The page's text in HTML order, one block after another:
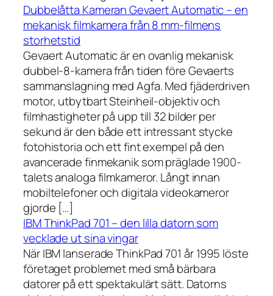
Dubbelåtta Kameran Gevaert Automatic – en
mekanisk filmkamera från 8 mm-filmens
storhetstid
Gevaert Automatic är en ovanlig mekanisk
dubbel-8-kamera från tiden före Gevaerts
sammanslagning med Agfa. Med fjäderdriven
motor, utbytbart Steinheil-objektiv och
filmhastigheter på upp till 32 bilder per
sekund är den både ett intressant stycke
fotohistoria och ett fint exempel på den
avancerade finmekanik som präglade 1900-
talets analoga filmkameror. Långt innan
mobiltelefoner och digitala videokameror
gjorde […]
IBM ThinkPad 701 – den lilla datorn som
vecklade ut sina vingar
När IBM lanserade ThinkPad 701 år 1995 löste
företaget problemet med små bärbara
datorer på ett spektakulärt sätt. Datorns